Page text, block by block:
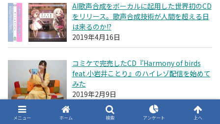
AI歌声合成をボーカルに起用した世界初のCD
をリリース。歌声合成技術が人間を超える日
は来るのか!?
2019年4月16日
コミケで完売したCD『Harmony of birds
feat.小岩井ことり』のハイレゾ配信を始めて
みた
2019年2月9日
DTMステーションCreativeでM3に初出展。
メニュー ホーム 検索 アンケート 上へ